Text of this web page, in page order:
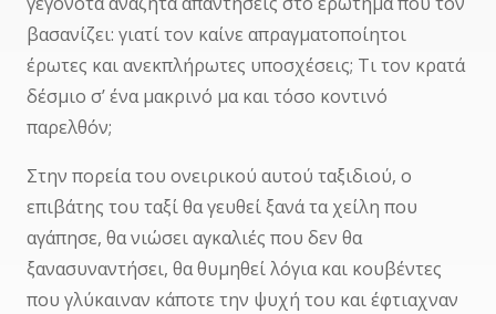
βασανίζει: γιατί τον καίνε απραγματοποίητοι
έρωτες και ανεκπλήρωτες υποσχέσεις; Τι τον κρατά
δέσμιο σ’ ένα μακρινό μα και τόσο κοντινό
παρελθόν;
Στην πορεία του ονειρικού αυτού ταξιδιού, ο
επιβάτης του ταξί θα γευθεί ξανά τα χείλη που
αγάπησε, θα νιώσει αγκαλιές που δεν θα
ξανασυναντήσει, θα θυμηθεί λόγια και κουβέντες
που γλύκαιναν κάποτε την ψυχή του και έφτιαχναν